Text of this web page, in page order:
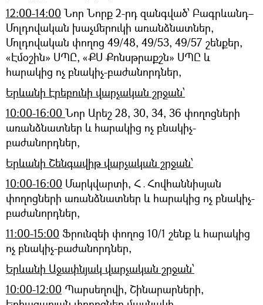
12:00-14:00 Նոր Նորք 2-րդ զանգված՝ Բագրևանդ–
Մոլդովական խաչմերուկի առանձնատներ,
Մոլդովական փողոց 49/48, 49/53, 49/57 շենքեր,
«Էմօշին» ՍՊԸ, «ՔՍ Քոնսթրաքշն» ՍՊԸ և
հարակից ոչ բնակիչ-բաժանորդներ,
Երևանի Էրեբունի վարչական շրջան՝
10:00-16:00 Նոր Արեշ 28, 30, 34, 36 փողոցների
առանձնատներ և հարակից ոչ բնակիչ-
բաժանորդներ,
Երևանի Շենգավիթ վարչական շրջան՝
10:00-16:00 Մարկվարտի, Հ․Հովհաննիսյան
փողոցների առանձնատներ և հարակից ոչ բնակիչ-
բաժանորդներ,
11:00-15:00 Ֆրունզեի փողոց 10/1 շենք և հարակից
ոչ բնակիչ-բաժանորդներ,
Երևանի Աջափնյակ վարչական շրջան՝
10:00-12:00 Պարսեղովի, Շինարարների,